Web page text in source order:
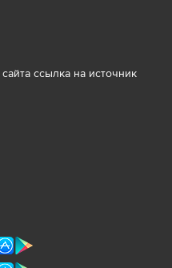
ссылка на источник